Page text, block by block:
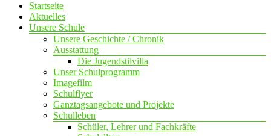
Freital
Förderschwerpunkt
Entwicklung
Startseite
Aktuelles
Unsere Schule
Unsere Geschichte / Chronik
Ausstattung
Die Jugendstilvilla
Unser Schulprogramm
Imagefilm
Schulflyer
Ganztagsangebote und Projekte
Schulleben
Schüler, Lehrer und Fachkräfte